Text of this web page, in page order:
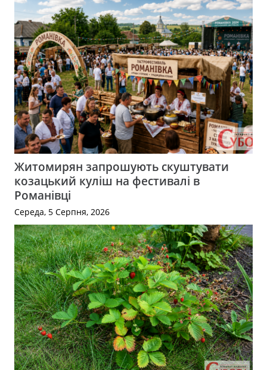
Житомирян запрошують скуштувати
козацький куліш на фестивалі в
Романівці
Середа, 5 Серпня, 2026